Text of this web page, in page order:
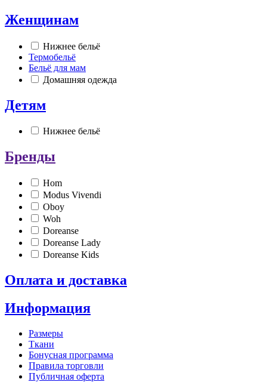
Женщинам
Нижнее бельё
Термобельё
Бельё для мам
Домашняя одежда
Детям
Нижнее бельё
Бренды
Hom
Modus Vivendi
Oboy
Woh
Doreanse
Doreanse Lady
Doreanse Kids
Оплата и доставка
Информация
Размеры
Ткани
Бонусная программа
Правила торговли
Публичная оферта